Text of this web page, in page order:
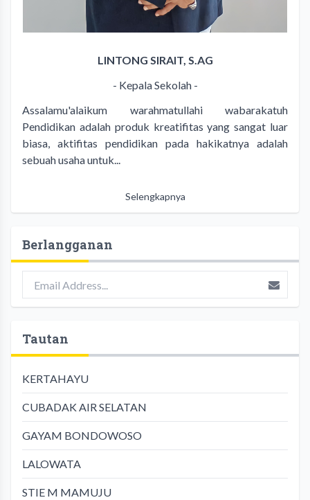
LINTONG SIRAIT, S.AG
- Kepala Sekolah -
Assalamu'alaikum warahmatullahi wabarakatuh
Pendidikan adalah produk kreatifitas yang sangat luar
biasa, aktifitas pendidikan pada hakikatnya adalah
sebuah usaha untuk...
Selengkapnya
Berlangganan
Tautan
KERTAHAYU
CUBADAK AIR SELATAN
GAYAM BONDOWOSO
LALOWATA
STIE M MAMUJU